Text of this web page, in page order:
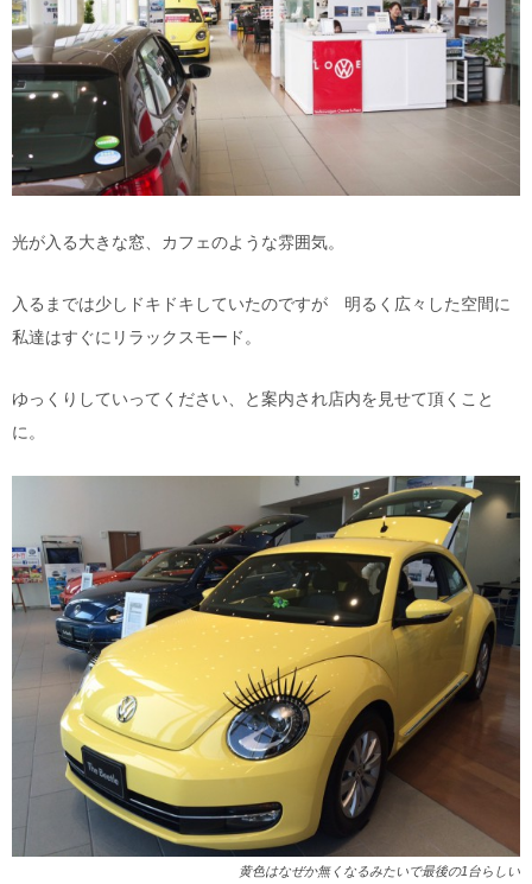
光が入る大きな窓、カフェのような雰囲気。
入るまでは少しドキドキしていたのですが 明るく広々した空間に
私達はすぐにリラックスモード。
ゆっくりしていってください、と案内され店内を見せて頂くこと
に。
黄色はなぜか無くなるみたいで最後の1台らしい